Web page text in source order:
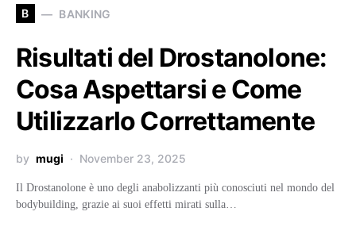
B BANKING
Risultati del Drostanolone:
Cosa Aspettarsi e Come
Utilizzarlo Correttamente
by mugi November 23, 2025
Il Drostanolone è uno degli anabolizzanti più conosciuti nel mondo del
bodybuilding, grazie ai suoi effetti mirati sulla…